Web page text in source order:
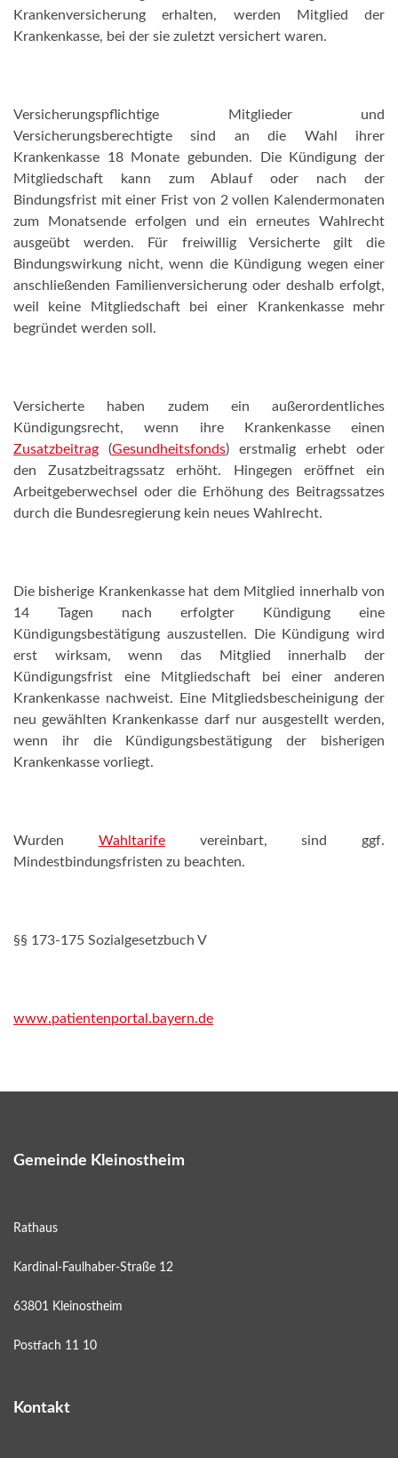
Krankenversicherung erhalten, werden Mitglied der
Krankenkasse, bei der sie zuletzt versichert waren.
Versicherungspflichtige Mitglieder und
Versicherungsberechtigte sind an die Wahl ihrer
Krankenkasse 18 Monate gebunden. Die Kündigung der
Mitgliedschaft kann zum Ablauf oder nach der
Bindungsfrist mit einer Frist von 2 vollen Kalendermonaten
zum Monatsende erfolgen und ein erneutes Wahlrecht
ausgeübt werden. Für freiwillig Versicherte gilt die
Bindungswirkung nicht, wenn die Kündigung wegen einer
anschließenden Familienversicherung oder deshalb erfolgt,
weil keine Mitgliedschaft bei einer Krankenkasse mehr
begründet werden soll.
Versicherte haben zudem ein außerordentliches
Kündigungsrecht, wenn ihre Krankenkasse einen
Zusatzbeitrag (Gesundheitsfonds) erstmalig erhebt oder
den Zusatzbeitragssatz erhöht. Hingegen eröffnet ein
Arbeitgeberwechsel oder die Erhöhung des Beitragssatzes
durch die Bundesregierung kein neues Wahlrecht.
Die bisherige Krankenkasse hat dem Mitglied innerhalb von
14 Tagen nach erfolgter Kündigung eine
Kündigungsbestätigung auszustellen. Die Kündigung wird
erst wirksam, wenn das Mitglied innerhalb der
Kündigungsfrist eine Mitgliedschaft bei einer anderen
Krankenkasse nachweist. Eine Mitgliedsbescheinigung der
neu gewählten Krankenkasse darf nur ausgestellt werden,
wenn ihr die Kündigungsbestätigung der bisherigen
Krankenkasse vorliegt.
Wurden Wahltarifevereinbart, sind ggf.
Mindestbindungsfristen zu beachten.
§§ 173-175 Sozialgesetzbuch V
www.patientenportal.bayern.de
Gemeinde Kleinostheim
Rathaus
Kardinal-Faulhaber-Straße 12
63801 Kleinostheim
Postfach 11 10
Kontakt